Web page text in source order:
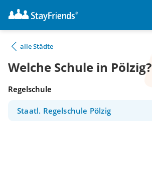
alle Städte
Welche Schule in Pölzig?
Regelschule
Staatl. Regelschule Pölzig